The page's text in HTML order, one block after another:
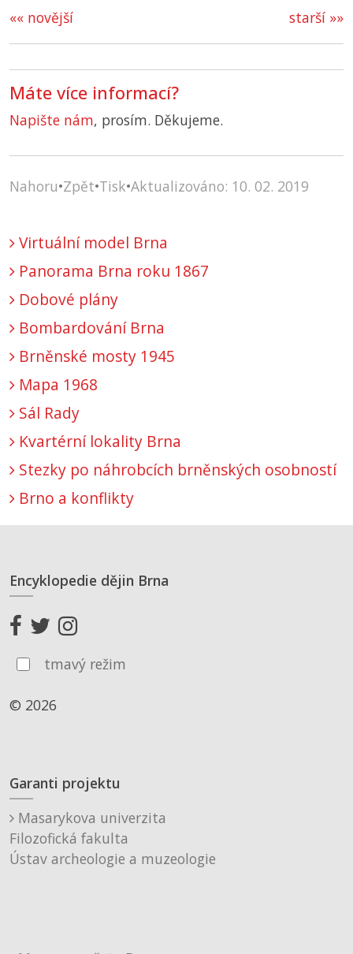
starší »»
«« novější
Máte více informací?
Napište nám, prosím. Děkujeme.
Nahoru•Zpět•Tisk•Aktualizováno: 10. 02. 2019
Virtuální model Brna
Panorama Brna roku 1867
Dobové plány
Bombardování Brna
Brněnské mosty 1945
Mapa 1968
Sál Rady
Kvartérní lokality Brna
Stezky po náhrobcích brněnských osobností
Brno a konflikty
Encyklopedie dějin Brna
tmavý režim
© 2026
Garanti projektu
Masarykova univerzita
Filozofická fakulta
Ústav archeologie a muzeologie